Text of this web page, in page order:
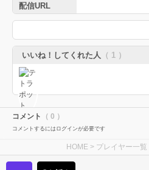
配信URL
いいね！してくれた人 （ 1 ）
コメント （ 0 ）
コメントするにはログインが必要です
HOME > プレイヤー一覧